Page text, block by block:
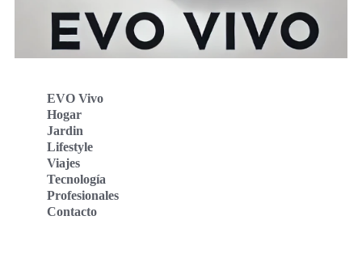
EVO Vivo
Hogar
Jardin
Lifestyle
Viajes
Tecnología
Profesionales
Contacto